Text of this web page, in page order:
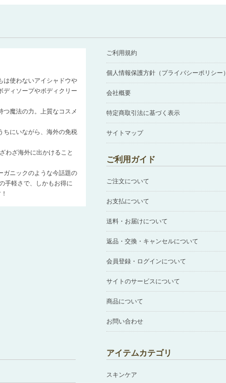
は使わないアイシャドウや
ディソープやボディクリー
つ魔法の力。上質なコスメ
ちにいながら、海外の免税
わざ海外に出かけること
ガニックのような今話題の
手軽さで、しかもお得に
ご利用規約
個人情報保護方針（プライバシーポリシー）
会社概要
特定商取引法に基づく表示
サイトマップ
ご利用ガイド
ご注文について
お支払について
送料・お届けについて
返品・交換・キャンセルについて
会員登録・ログインについて
サイトのサービスについて
商品について
お問い合わせ
アイテムカテゴリ
スキンケア